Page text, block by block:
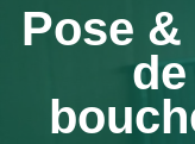
Pose